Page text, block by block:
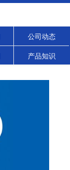
公司动态
产品知识